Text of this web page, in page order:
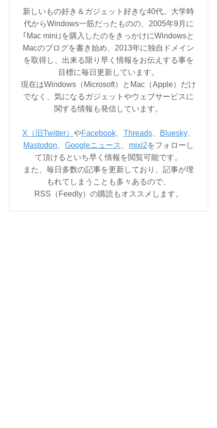
新しいもの好き＆ガジェット好きな40代。大学時
代からWindows一筋だったものの、2005年9月に
｢Mac mini｣を購入したのをきっかけにWindowsと
Macのブログを書き始め、2013年に独自ドメイン
を取得し、出来る限り早く情報をお伝えする事を
目標に毎日更新しています。
現在はWindows（Microsoft）とMac（Apple）だけ
でなく、気になるガジェットやウェブサービスに
関する情報も発信しています。
X（旧Twitter） やFacebook、 Threads、 Bluesky、
Mastodon
Googleニュース mixi2をフォローし
て頂けるといち早く情報を閲覧可能です。
また、毎日多数の記事を更新しており、記事が埋
もれてしまうことも多々あるので、
RSS（Feedly）の購読もオススメします。